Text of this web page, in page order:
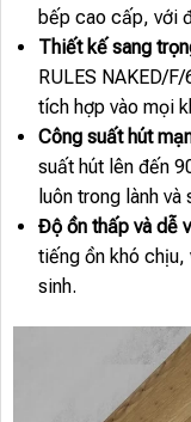
bếp cao cấp, với
Thiết kế sang
RULES NAKED/
tích hợp vào mọi
Công suất hút
suất hút lên đến
luôn trong lành và
Độ ồn thấp và dễ
tiếng ồn khó chịu,
sinh.